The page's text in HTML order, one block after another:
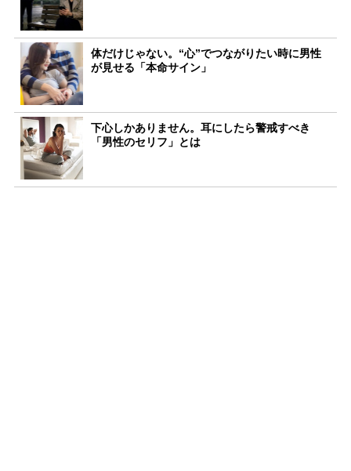
体だけじゃない。“心”でつながりたい時に男性
が見せる「本命サイン」
下心しかありません。耳にしたら警戒すべき
「男性のセリフ」とは